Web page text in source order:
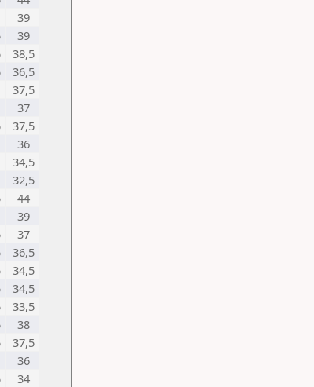
39
39
38,5
36,5
37,5
37
37,5
36
34,5
32,5
44
39
37
36,5
34,5
34,5
33,5
38
37,5
36
34